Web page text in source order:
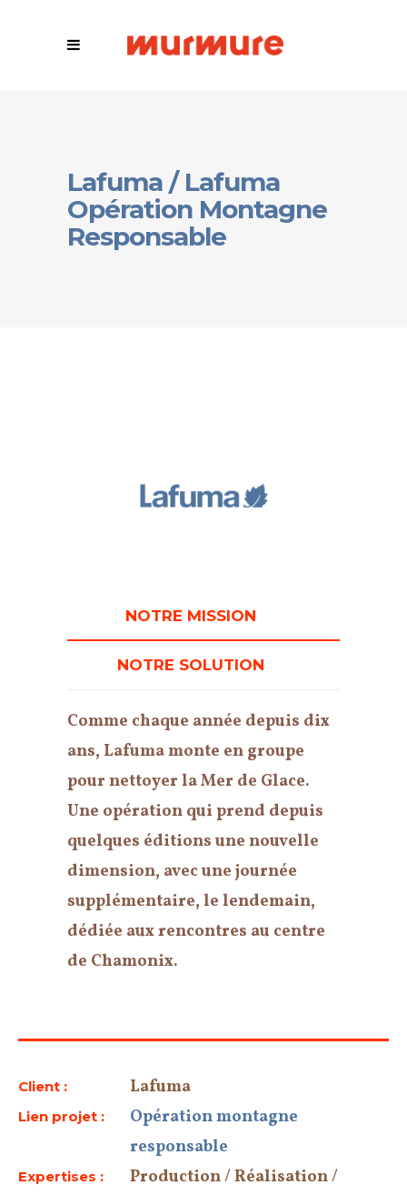
Lafuma / Lafuma
Opération Montagne
Responsable
NOTRE MISSION
NOTRE SOLUTION
Comme chaque année depuis dix
ans, Lafuma monte en groupe
pour nettoyer la Mer de Glace.
Une opération qui prend depuis
quelques éditions une nouvelle
dimension, avec une journée
supplémentaire, le lendemain,
dédiée aux rencontres au centre
de Chamonix.
Client : Lafuma
Lien projet :
Opération montagne
responsable
Expertises :
Production / Réalisation /